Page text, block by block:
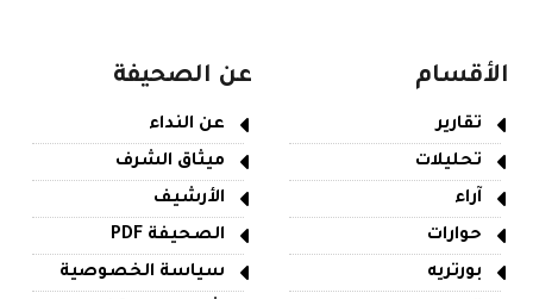
الأقسام
تقارير
تحليلات
آراء
حوارات
بورتريه
عن الصحيفة
عن النداء
ميثاق الشرف
الأرشيف
الصحيفة PDF
سياسة الخصوصية